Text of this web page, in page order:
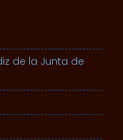
de la Junta de